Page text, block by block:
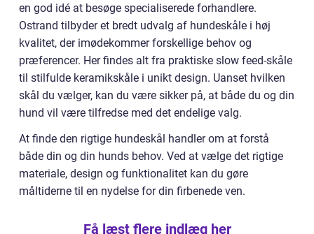
en god idé at besøge specialiserede forhandlere.
Ostrand tilbyder et bredt udvalg af hundeskåle i høj
kvalitet, der imødekommer forskellige behov og
præferencer. Her findes alt fra praktiske slow feed-skåle
til stilfulde keramikskåle i unikt design. Uanset hvilken
skål du vælger, kan du være sikker på, at både du og din
hund vil være tilfredse med det endelige valg.
At finde den rigtige hundeskål handler om at forstå
både din og din hunds behov. Ved at vælge det rigtige
materiale, design og funktionalitet kan du gøre
måltiderne til en nydelse for din firbenede ven.
Få læst flere indlæg her